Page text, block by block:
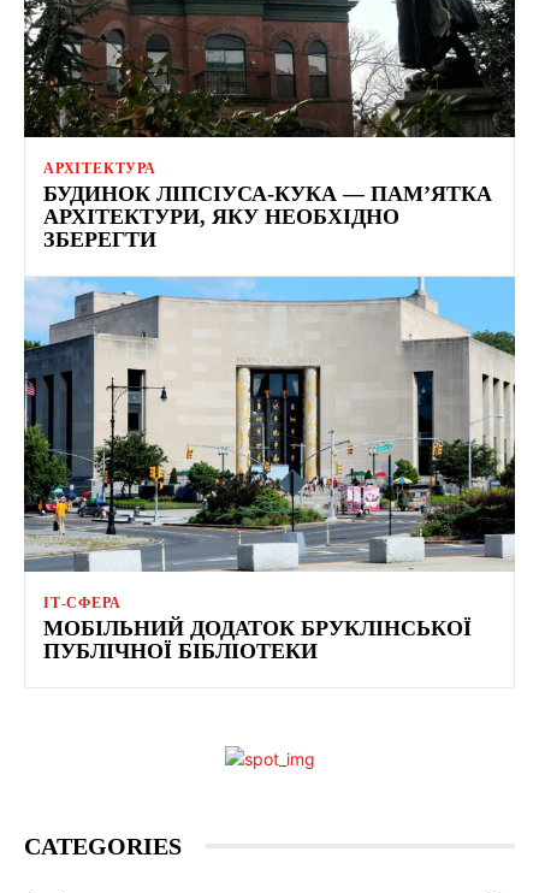
АРХІТЕКТУРА
БУДИНОК ЛІПСІУСА-КУКА — ПАМ’ЯТКА
АРХІТЕКТУРИ, ЯКУ НЕОБХІДНО
ЗБЕРЕГТИ
ІТ-СФЕРА
МОБІЛЬНИЙ ДОДАТОК БРУКЛІНСЬКОЇ
ПУБЛІЧНОЇ БІБЛІОТЕКИ
CATEGORIES